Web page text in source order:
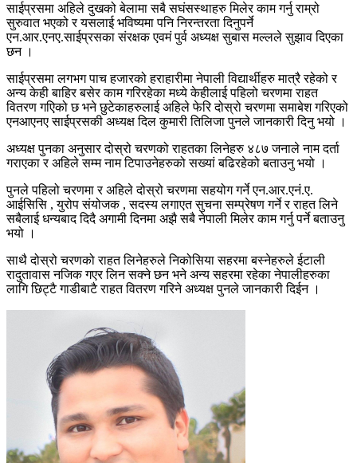
साईप्रसमा अहिले दुखको बेलामा सबै सघंसस्थाहरु मिलेर काम गर्नु राम्रो
सुरुवात भएको र यसलाई भविष्यमा पनि निरन्तरता दिनुपर्ने
एन.आर.एनए.साईप्रसका संरक्षक एवमं पुर्व अध्यक्ष सुबास मल्लले सुझाव दिएका
छन ।
साईप्रसमा लगभग पाच हजारको हराहारीमा नेपाली विद्यार्थीहरु मात्रै रहेको र
अन्य केही बाहिर बसेर काम गरिरहेका मध्ये केहीलाई पहिलो चरणमा राहत
वितरण गएिको छ भने छुटेकाहरुलाई अहिले फेरि दोस्रो चरणमा समाबेश गरिएको
एनआएनए साईप्रसकी अध्यक्ष दिल कुमारी तिलिजा पुनले जानकारी दिनु भयो ।
अध्यक्ष पुनका अनुसार दोस्रो चरणको राहतका लिनेहरु ४८७ जनाले नाम दर्ता
गराएका र अहिले सम्म नाम टिपाउनेहरुको सख्यां बढिरहेको बताउनु भयो ।
पुनले पहिलो चरणमा र अहिले दोस्रो चरणमा सहयोग गर्ने एन.आर.एनं.ए.
आईसिसि , युरोप संयोजक , सदस्य लगाएत सुचना सम्प्रेषण गर्ने र राहत लिने
सबैलाई धन्यबाद दिदै अगामी दिनमा अझै सबै नेपाली मिलेर काम गर्नु पर्ने बताउनु
भयो ।
साथै दोस्रो चरणको राहत लिनेहरुले निकोसिया सहरमा बस्नेहरुले ईटाली
रादुतावास नजिक गएर लिन सक्ने छन भने अन्य सहरमा रहेका नेपालीहरुका
लागि छिट्टै गाडीबाटै राहत वितरण गरिने अध्यक्ष पुनले जानकारी दिईन ।